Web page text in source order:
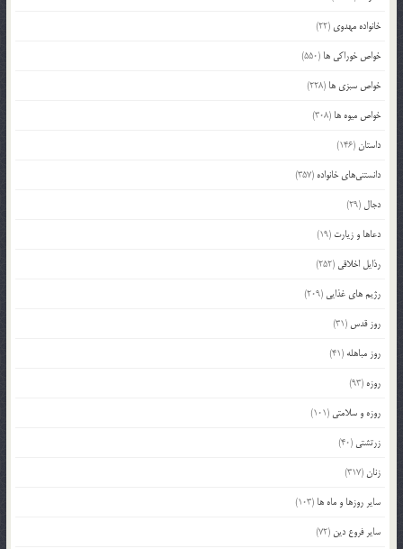
خانواده مهدوی (22)
خواص خوراکی ها (550)
خواص سبزی ها (228)
خواص میوه ها (308)
داستان(146)
دانستنی‌های خانواده (357)
دجال (29)
دعاها و زیارت (19)
رذایل اخلاقی (252)
رژیم های غذایی (209)
روز قدس (31)
روز مباهله (41)
روزه (93)
روزه و سلامتی (101)
زرتشتی (40)
زنان(317)
سایر روزها و ماه ها (103)
سایر فروع دین (72)